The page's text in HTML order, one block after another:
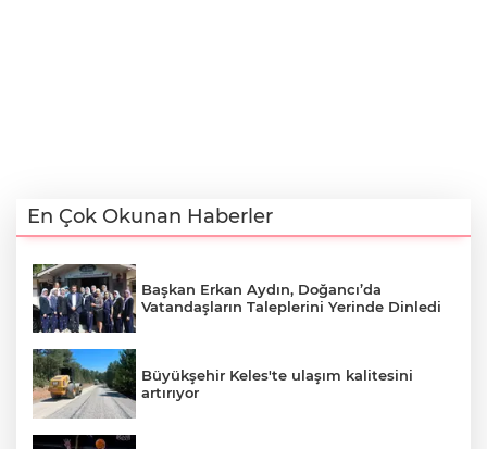
En Çok Okunan Haberler
Başkan Erkan Aydın, Doğancı’da
Vatandaşların Taleplerini Yerinde Dinledi
Büyükşehir Keles'te ulaşım kalitesini
artırıyor